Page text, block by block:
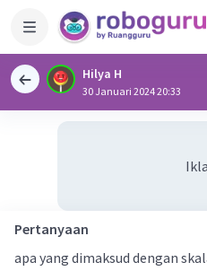
Hilya H
30 Januari 2024 20:33
Pertanyaan
apa yang dimaksud dengan